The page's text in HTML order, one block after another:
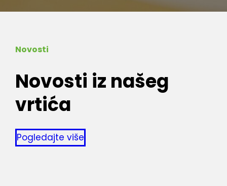
Novosti
Novosti iz našeg
vrtića
Pogledajte više